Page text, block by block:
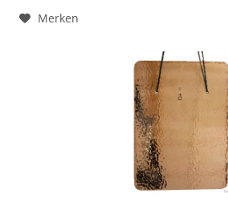
Merken